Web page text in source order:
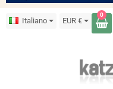
Italiano EUR €
0